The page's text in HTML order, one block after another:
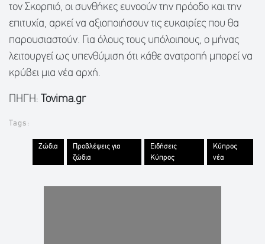
τον Σκορπιό, οι συνθήκες ευνοούν την πρόοδο και την
επιτυχία, αρκεί να αξιοποιήσουν τις ευκαιρίες που θα
παρουσιαστούν. Για όλους τους υπόλοιπους, ο μήνας
λειτουργεί ως υπενθύμιση ότι κάθε ανατροπή μπορεί να
κρύβει μια νέα αρχή.
ΠΗΓΗ: Tovima.gr
Tags:
Ζώδια
Προβλέψεις για
ζώδια
Ειδήσεις
Κύπρος
Κύπρος
νέα